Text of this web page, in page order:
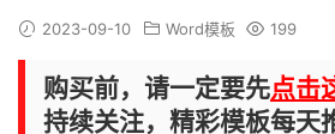
2023-09-10 Word模板 199
购买前，请一定要先点击
持续关注，精彩模板每天